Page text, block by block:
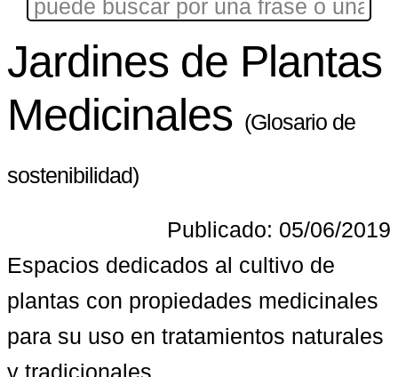
Jardines de Plantas
Medicinales (Glosario de
sostenibilidad)
Publicado: 05/06/2019
Espacios dedicados al cultivo de
plantas con propiedades medicinales
para su uso en tratamientos naturales
y tradicionales.